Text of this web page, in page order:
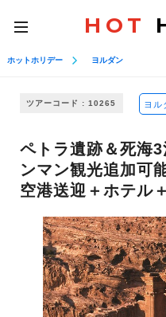
toggle
navigation
HOT
ホットホリデー ヨルダン
ツアーコード : 10265 ヨル
ペトラ遺跡＆死海
ンマン観光追加可
空港送迎＋ホテル